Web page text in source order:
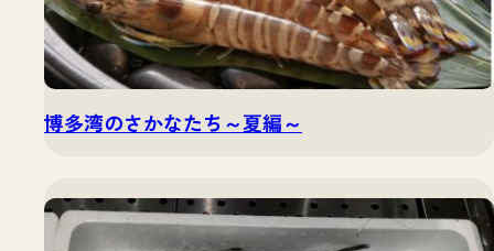
博多湾のさかなたち～夏編～